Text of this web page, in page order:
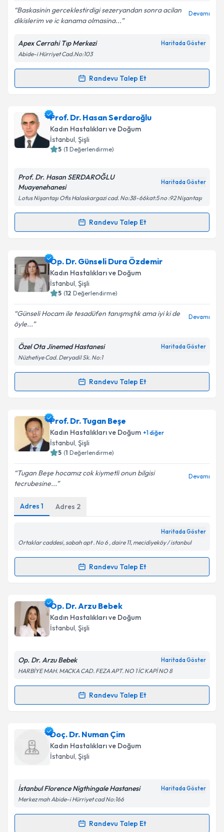
Kişisel verilerimin işlenmesine ilişkin
Aydınlatma
Metni'ni okudum ve kişisel verilerimin belirtilen
kapsamda işlenmesini kabul ediyorum.
Baskasinin gerceklestirdigi sezeryandan sonra acilan
dikislerim ve ic kanama olmasina...
Devamı
Apex Cerrahi Tıp Merkezi Haritada Göster
Abide-i Hürriyet Cad.No:103
Randevu Talep Et
Randevu Takvimi Talebi
Op. Dr. Cem Kızılaslaniçin randevu takvimi talebi
oluşturun. Size bu uzmandan randevu almanız için bir
takvim hazırlandığında e-posta ile bilgilendireceğiz.
Metni'ni okudum ve kişisel verilerimin belirtilen
kapsamda işlenmesini kabul ediyorum.
Takvim Talebini Gönder
Prof. Dr. Hasan Serdaroğlu
Kadın Hastalıkları ve Doğum
İstanbul, Şişli
5 (1 Değerlendirme)
Prof. Dr. Hasan SERDAROĞLU
Muayenehanesi
Haritada Göster
Lotus Nişantaşı Ofis Halaskargazi cad. No:38-66kat:5 no :92 Nişantaşı
Randevu Talep Et
Randevu Takvimi Talebi
Prof. Dr. Hasan Serdaroğlu için randevu takvimi
talebi oluşturun. Size bu uzmandan randevu almanız
için bir takvim hazırlandığında e-posta ile
bilgilendireceğiz.
E-posta Adresiniz
Kişisel verilerimin işlenmesine ilişkin
Metni'ni okudum ve kişisel verilerimin belirtilen
kapsamda işlenmesini kabul ediyorum.
Op. Dr. Günseli Dura Özdemir
Kadın Hastalıkları ve Doğum
İstanbul, Şişli
5 (12 Değerlendirme)
Günseli Hocam ile tesadüfen tanışmıştık ama iyi ki de
öyle...
Devamı
Özel Ota Jinemed Hastanesi Haritada Göster
Nüzhetiye Cad. Deryadil Sk. No:1
Randevu Talep Et
Randevu Takvimi Talebi
Op. Dr. Günseli Dura Özdemir
talebi oluşturun. Size bu uzmandan randevu almanız
için bir takvim hazırlandığında e-posta ile
bilgilendireceğiz.
E-posta Adresiniz
Kişisel verilerimin işlenmesine ilişkinAydınlatma
'ni okudum ve kişisel verilerimin belirtilen
kapsamda işlenmesini kabul ediyorum.
Takvim Talebini Gönder
Prof. Dr. Tugan Beşe
Kadın Hastalıkları ve Doğum +1diğer
İstanbul, Şişli
5 (1 Değerlendirme)
Tugan Beşe hocamız cok kiymetli onun bilgisi
tecrubesine...
Devamı
Adres 1 Adres 2
Haritada Göster
Ortaklar caddesi, sabah apt . No 6 , daire 11, mecidiyeköy / istanbul
Randevu Talep Et
Randevu Takvimi Talebi
Prof. Dr. Tugan Beşeiçin randevu takvimi talebi
oluşturun. Size bu uzmandan randevu almanız için bir
takvim hazırlandığında e-posta ile bilgilendireceğiz.
Kişisel verilerimin işlenmesine ilişkin
Metni'ni okudum ve kişisel verilerimin belirtilen
Takvim Talebini Gönder
Op. Dr. Arzu Bebek
Kadın Hastalıkları ve Doğum
İstanbul, Şişli
Op. Dr. Arzu Bebek Haritada Göster
HARBİYE MAH. MACKA CAD. FEZA APT. NO 1 İC KAPİ NO 8
Randevu Talep Et
Randevu Takvimi Talebi
Op. Dr. Arzu Bebekiçin randevu takvimi talebi
oluşturun. Size bu uzmandan randevu almanız için bir
takvim hazırlandığında e-posta ile bilgilendireceğiz.
Kişisel verilerimin işlenmesine ilişkin
Doç. Dr. Numan Çim
Kadın Hastalıkları ve Doğum
İstanbul, Şişli
İstanbul Florence Nigthingale Hastanesi Haritada Göster
Merkez mah Abide-i Hürriyet cad No:166
Randevu Talep Et
Randevu Takvimi Talebi